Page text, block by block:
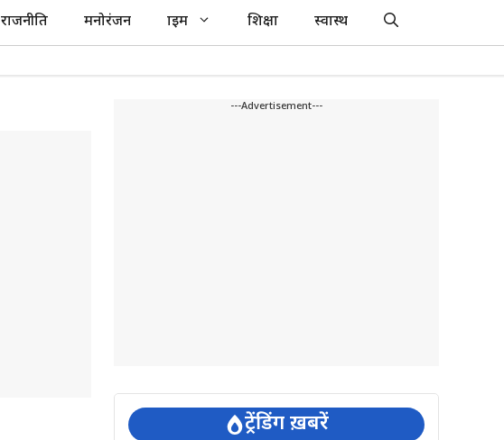
राजनीति मनोरंजन क्राइम शिक्षा स्वास्थ
---Advertisement---
ट्रेंडिंग ख़बरें